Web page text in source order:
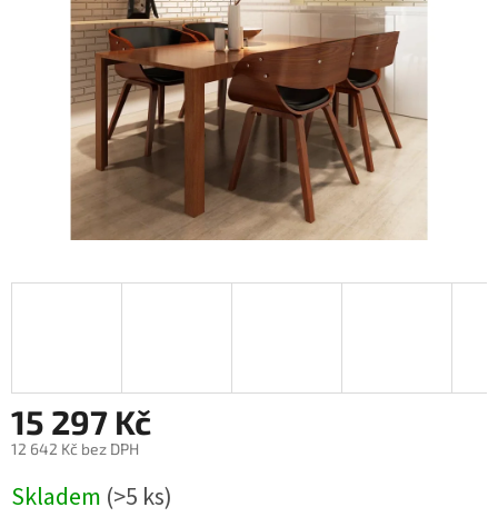
15 297 Kč
12 642 Kč bez DPH
cena:
Skladem (>5 ks)